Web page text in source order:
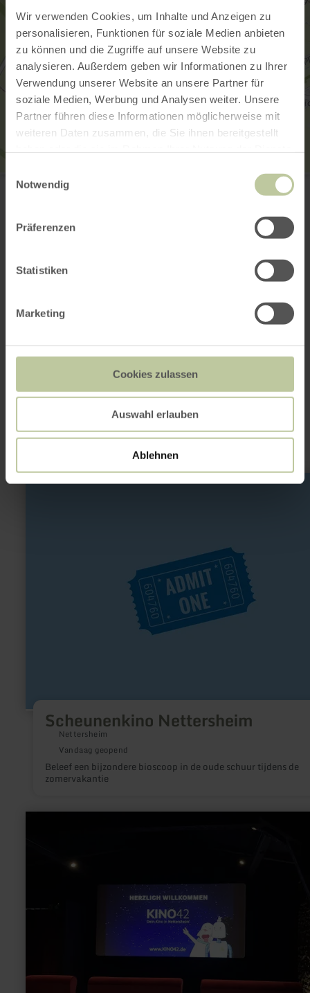
Wir verwenden Cookies, um Inhalte und Anzeigen zu
personalisieren, Funktionen für soziale Medien anbieten
zu können und die Zugriffe auf unsere Website zu
analysieren. Außerdem geben wir Informationen zu Ihrer
Verwendung unserer Website an unsere Partner für
soziale Medien, Werbung und Analysen weiter. Unsere
Partner führen diese Informationen möglicherweise mit
weiteren Daten zusammen, die Sie ihnen bereitgestellt
Notwendig
Präferenzen
Statistiken
Marketing
Cookies zulassen
Auswahl erlauben
Ablehnen
Eifel Escape - Louisa Schmitz & Corinna Schlagloth
Freundschaftswerk Gbr
+49 15756381344
Website
Dit kan ook
interessant zijn
Scheunenkino Nettersheim
Nettersheim
Vandaag geopend
Beleef een bijzondere bioscoop in de oude schuur tijdens de
zomervakantie